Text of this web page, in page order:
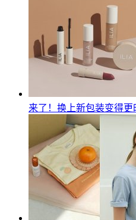
来了！换上新包装变得更